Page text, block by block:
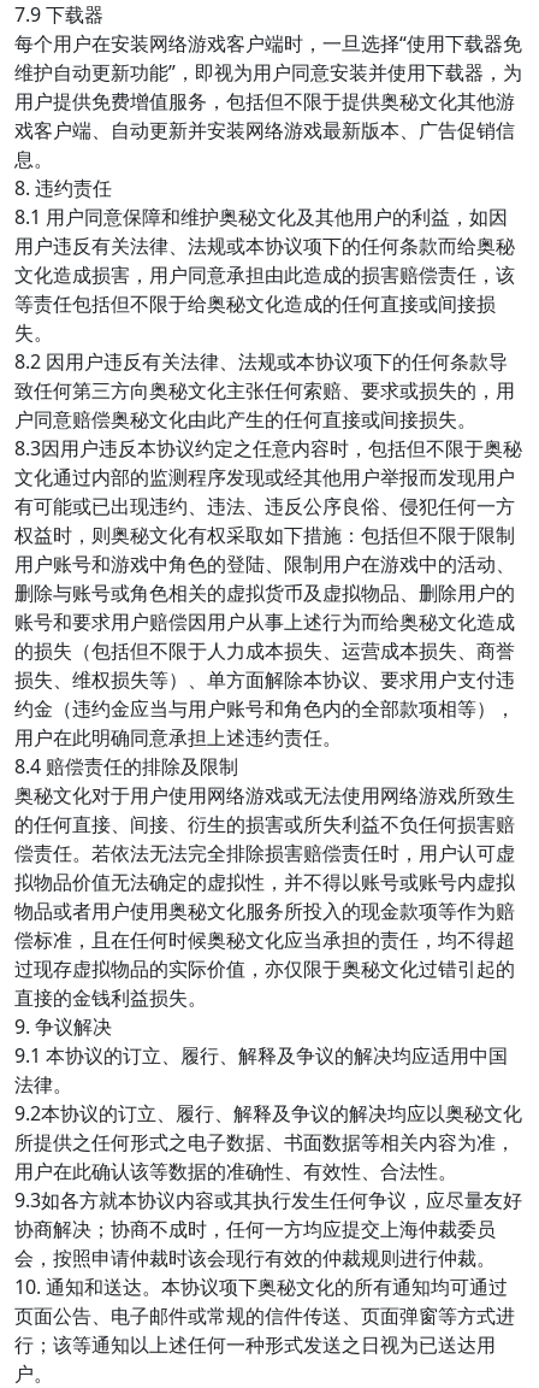
7.9 下载器
每个用户在安装网络游戏客户端时，一旦选择“使用下载器免
维护自动更新功能”，即视为用户同意安装并使用下载器，为
用户提供免费增值服务，包括但不限于提供奥秘文化其他游
戏客户端、自动更新并安装网络游戏最新版本、广告促销信
息。
8. 违约责任
8.1 用户同意保障和维护奥秘文化及其他用户的利益，如因
用户违反有关法律、法规或本协议项下的任何条款而给奥秘
文化造成损害，用户同意承担由此造成的损害赔偿责任，该
等责任包括但不限于给奥秘文化造成的任何直接或间接损
失。
8.2 因用户违反有关法律、法规或本协议项下的任何条款导
致任何第三方向奥秘文化主张任何索赔、要求或损失的，用
户同意赔偿奥秘文化由此产生的任何直接或间接损失。
8.3因用户违反本协议约定之任意内容时，包括但不限于奥秘
文化通过内部的监测程序发现或经其他用户举报而发现用户
有可能或已出现违约、违法、违反公序良俗、侵犯任何一方
权益时，则奥秘文化有权采取如下措施：包括但不限于限制
用户账号和游戏中角色的登陆、限制用户在游戏中的活动、
删除与账号或角色相关的虚拟货币及虚拟物品、删除用户的
账号和要求用户赔偿因用户从事上述行为而给奥秘文化造成
的损失（包括但不限于人力成本损失、运营成本损失、商誉
损失、维权损失等）、单方面解除本协议、要求用户支付违
约金（违约金应当与用户账号和角色内的全部款项相等），
用户在此明确同意承担上述违约责任。
8.4 赔偿责任的排除及限制
奥秘文化对于用户使用网络游戏或无法使用网络游戏所致生
的任何直接、间接、衍生的损害或所失利益不负任何损害赔
偿责任。若依法无法完全排除损害赔偿责任时，用户认可虚
拟物品价值无法确定的虚拟性，并不得以账号或账号内虚拟
物品或者用户使用奥秘文化服务所投入的现金款项等作为赔
偿标准，且在任何时候奥秘文化应当承担的责任，均不得超
过现存虚拟物品的实际价值，亦仅限于奥秘文化过错引起的
直接的金钱利益损失。
9. 争议解决
9.1 本协议的订立、履行、解释及争议的解决均应适用中国
法律。
9.2本协议的订立、履行、解释及争议的解决均应以奥秘文化
所提供之任何形式之电子数据、书面数据等相关内容为准，
用户在此确认该等数据的准确性、有效性、合法性。
9.3如各方就本协议内容或其执行发生任何争议，应尽量友好
协商解决；协商不成时，任何一方均应提交上海仲裁委员
会，按照申请仲裁时该会现行有效的仲裁规则进行仲裁。
10. 通知和送达。本协议项下奥秘文化的所有通知均可通过
页面公告、电子邮件或常规的信件传送、页面弹窗等方式进
行；该等通知以上述任何一种形式发送之日视为已送达用
户。